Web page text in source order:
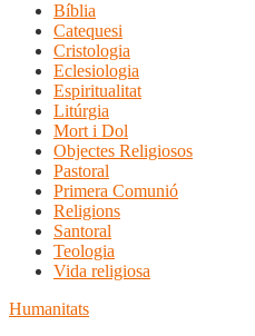
Bíblia
Catequesi
Cristologia
Eclesiologia
Espiritualitat
Litúrgia
Mort i Dol
Objectes Religiosos
Pastoral
Primera Comunió
Religions
Santoral
Teologia
Vida religiosa
Humanitats